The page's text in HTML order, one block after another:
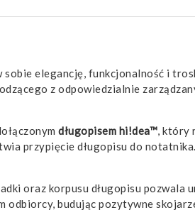
sobie elegancję, funkcjonalność i
z odpowiedzialnie
długopisem hi!dea™, który
przypięcie długopisu do
oraz korpusu długopisu pozwala
odbiorcy, budując pozytywne